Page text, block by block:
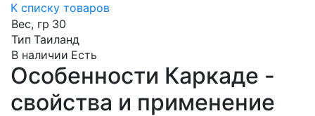
К списку товаров
Вес, гр 30
Тип Таиланд
В наличии Есть
Особенности Каркаде -
свойства и применение